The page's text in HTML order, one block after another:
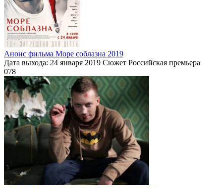
Анонс фильма Море соблазна 2019
Дата выхода: 24 января 2019 Сюжет Российская премьера
078